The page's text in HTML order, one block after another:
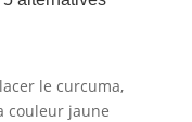
le curcuma,
couleur jaune